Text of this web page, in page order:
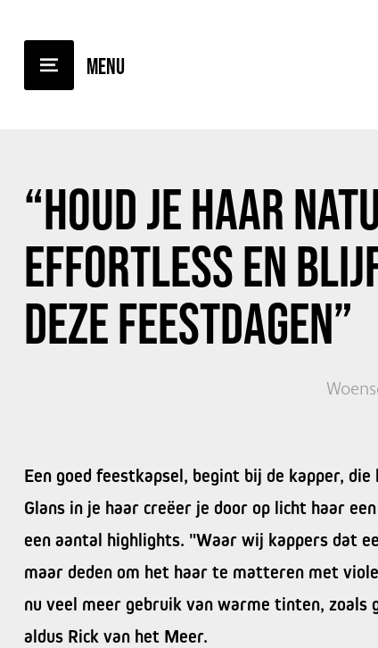
“HOUD JE HAAR
EFFORTLESS EN
DEZE FEESTDAGEN”
Een goed feestkapsel, begint bij de kapper,
Glans in je haar creëer je door op licht haar
een aantal highlights. "Waar wij kappers dat
maar deden om het haar te matteren met
nu veel meer gebruik van warme tinten, zoals
aldus Rick van het Meer.